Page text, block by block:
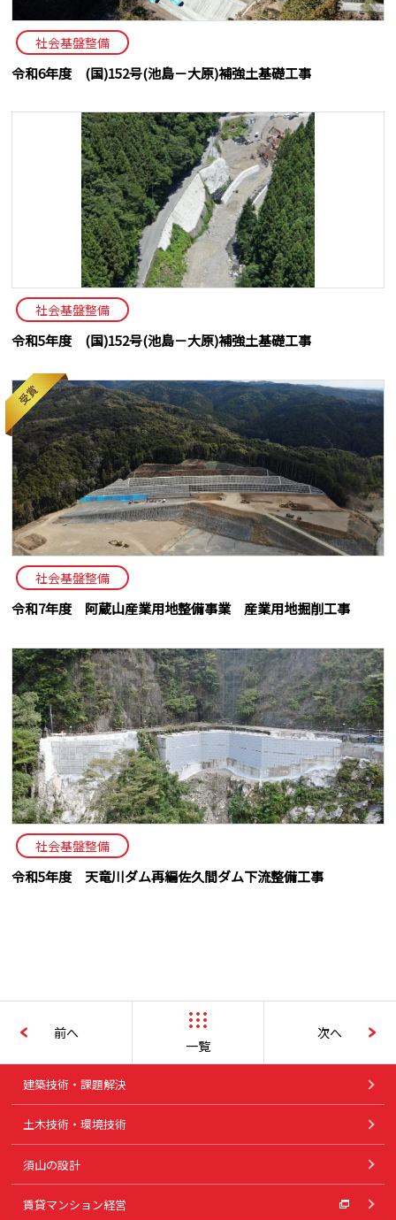
社会基盤整備
令和6年度 (国)152号(池島－大原)補強土基礎工事
社会基盤整備
令和5年度 (国)152号(池島－大原)補強土基礎工事
社会基盤整備
令和7年度 阿蔵山産業用地整備事業 産業用地掘削工事
社会基盤整備
令和5年度 天竜川ダム再編佐久間ダム下流整備工事
前へ
一覧
次へ
建築技術・課題解決
土木技術・環境技術
須山の設計
賃貸マンション経営